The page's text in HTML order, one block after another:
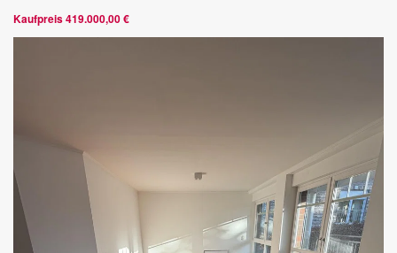
Kaufpreis 419.000,00 €